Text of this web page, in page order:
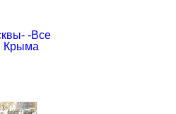
-Все
Крыма